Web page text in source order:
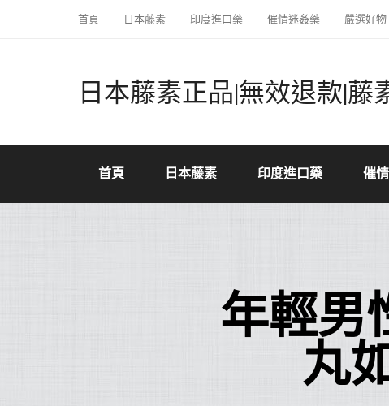
首頁 日本藤素 印度進口藥 催情迷姦藥 嚴選好物
日本藤素正品|無效退款|藤
首頁 日本藤素 印度進口藥 催
年輕男
丸